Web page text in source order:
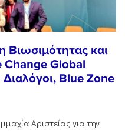
Βιωσιμότητας και
Change Global
Blue Zone
Αριστείας για την